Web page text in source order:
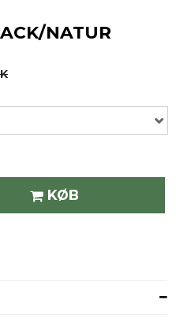
NATUR
KØB